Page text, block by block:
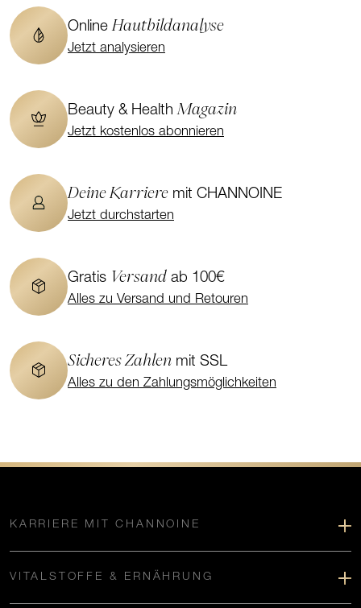
OnlineHautbildanalyse
Jetzt analysieren
Beauty & HealthMagazin
Jetzt kostenlos abonnieren
Deine Karriere mit CHANNOINE
Jetzt durchstarten
Gratis Versand ab 100€
Alles zu Versand und Retouren
Sicheres Zahlen mit SSL
Alles zu den Zahlungsmöglichkeiten
KARRIERE MIT CHANNOINE
VITALSTOFFE & ERNÄHRUNG